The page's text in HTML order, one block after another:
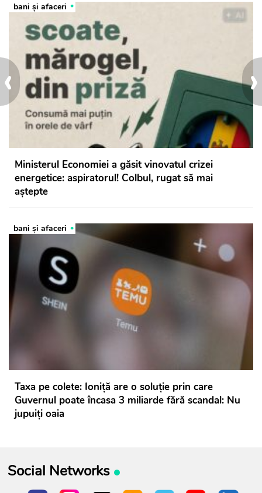
›
‹
bani și afaceri
Ministerul Economiei a găsit vinovatul crizei
energetice: aspiratorul! Colbul, rugat să mai
aștepte
bani și afaceri
Taxa pe colete: Ioniță are o soluție prin care
Guvernul poate încasa 3 miliarde fără scandal: Nu
jupuiți oaia
Social Networks